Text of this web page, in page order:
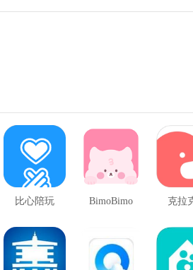
比心陪玩 BimoBimo 克拉